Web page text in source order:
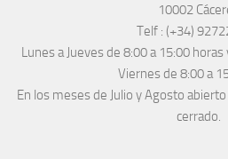
10002
Telf : (+34)
Lunes a Jueves de 8:00 a 15:00 horas
Viernes de 8:00 a
En los meses de Julio y Agosto
cerrado.